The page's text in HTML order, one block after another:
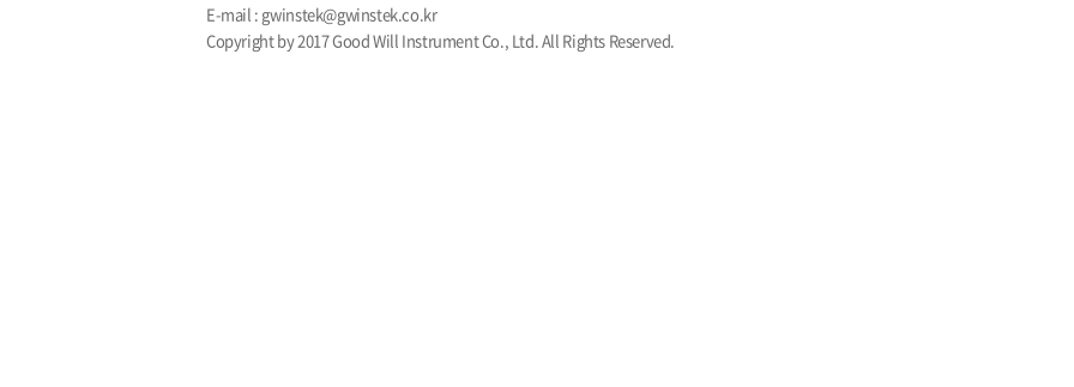
E-mail : gwinstek@gwinstek.co.kr
Copyright by 2017 Good Will Instrument Co., Ltd. All Rights Reserved.